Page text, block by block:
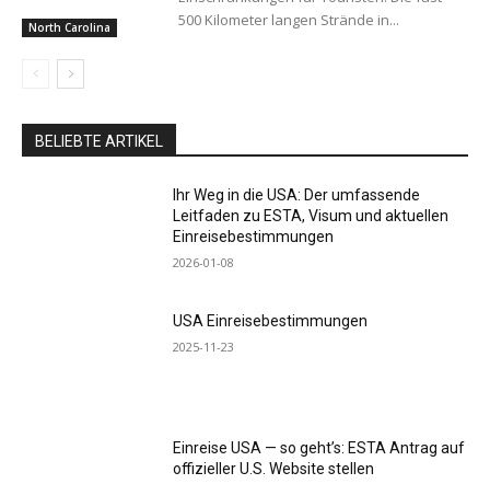
North Carolina
500 Kilometer langen Strände in...
BELIEBTE ARTIKEL
Ihr Weg in die USA: Der umfassende
Leitfaden zu ESTA, Visum und aktuellen
Einreisebestimmungen
2026-01-08
USA Einreisebestimmungen
2025-11-23
Einreise USA — so geht’s: ESTA Antrag auf
offizieller U.S. Website stellen